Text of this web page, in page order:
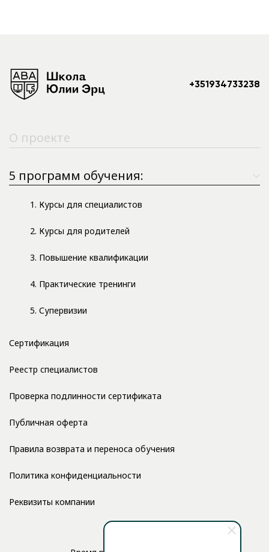
+351934733238
О проекте
5 программ обучения:
1. Курсы для специалистов
2. Курсы для родителей
3. Повышение квалификации
4. Практические тренинги
5. Супервизии
Сертификация
Реестр специалистов
Проверка подлинности сертификата
Публичная оферта
Правила возврата и переноса обучения
Политика конфиденциальности
Реквизиты компании